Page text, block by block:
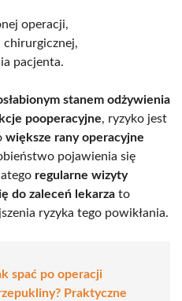
operacji,
chirurgicznej,
pacjenta.
stanem odżywienia
pooperacyjne, ryzyko jest
większe rany operacyjne
pojawienia się
regularne wizyty
do zaleceń lekarza to
ryzyka tego powikłania.
spać po operacji
Praktyczne